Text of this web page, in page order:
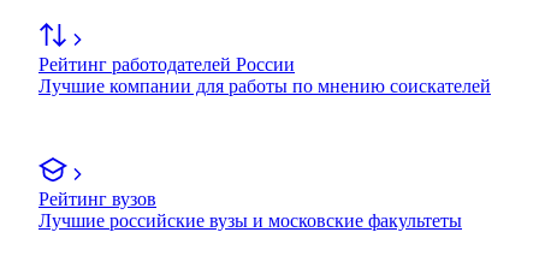
Рейтинг работодателей России
Лучшие компании для работы по мнению соискателей
Рейтинг вузов
Лучшие российские вузы и московские факультеты